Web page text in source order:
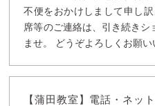
不便をおかけしまして申し
席等のご連絡は、引き続き
ませ。 どうぞよろしくお願い
【蒲田教室】電話・ネッ